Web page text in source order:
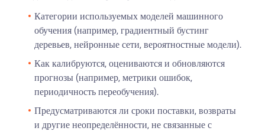
Категории используемых моделей машинного
обучения (например, градиентный бустинг
деревьев, нейронные сети, вероятностные модели).
Как калибруются, оцениваются и обновляются
прогнозы (например, метрики ошибок,
периодичность переобучения).
Предусматриваются ли сроки поставки, возвраты
и другие неопределённости, не связанные с